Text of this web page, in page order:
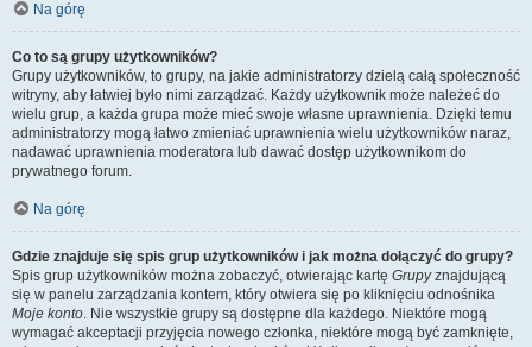
Na górę
Co to są grupy użytkowników?
Grupy użytkowników, to grupy, na jakie administratorzy dzielą całą społeczność
witryny, aby łatwiej było nimi zarządzać. Każdy użytkownik może należeć do
wielu grup, a każda grupa może mieć swoje własne uprawnienia. Dzięki temu
administratorzy mogą łatwo zmieniać uprawnienia wielu użytkowników naraz,
nadawać uprawnienia moderatora lub dawać dostęp użytkownikom do
prywatnego forum.
Na górę
Gdzie znajduje się spis grup użytkowników i jak można dołączyć do grupy?
Spis grup użytkowników można zobaczyć, otwierając kartę Grupyznajdującą
się w panelu zarządzania kontem, który otwiera się po kliknięciu odnośnika
Moje konto. Nie wszystkie grupy są dostępne dla każdego. Niektóre mogą
wymagać akceptacji przyjęcia nowego członka, niektóre mogą być zamknięte,